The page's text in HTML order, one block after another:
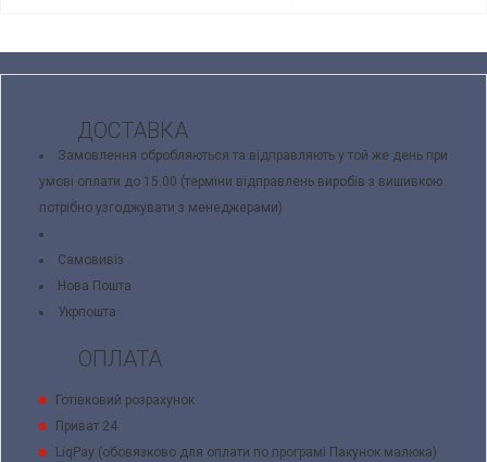
ДОСТАВКА
Замовлення обробляються та відправляють у той же день при
умові оплати до 15.00 (терміни відправлень виробів з вишивкою
потрібно узгоджувати з менеджерами)
Самовивіз
Нова Пошта
Укрпошта
ОПЛАТА
Готівковий розрахунок
Приват 24
LiqPay (обовязково для оплати по програмі Пакунок малюка)